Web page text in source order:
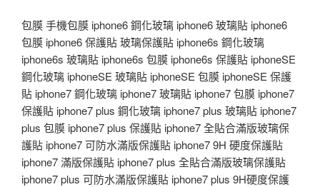
包膜 手機包膜 iphone6 鋼化玻璃 iphone6 玻璃貼 iphone6
包膜 iphone6 保護貼 玻璃保護貼 iphone6s 鋼化玻璃
iphone6s 玻璃貼 iphone6s 包膜 iphone6s 保護貼 iphoneSE
鋼化玻璃 iphoneSE 玻璃貼 iphoneSE 包膜 iphoneSE 保護
貼 iphone7 鋼化玻璃 iphone7 玻璃貼 iphone7 包膜 iphone7
保護貼 iphone7 plus 鋼化玻璃 iphone7 plus 玻璃貼 iphone7
plus 包膜 iphone7 plus 保護貼 iphone7 全貼合滿版玻璃保
護貼 iphone7 可防水滿版保護貼 iphone7 9H 硬度保護貼
iphone7 滿版保護貼 iphone7 plus 全貼合滿版玻璃保護貼
iphone7 plus 可防水滿版保護貼 iphone7 plus 9H硬度保護